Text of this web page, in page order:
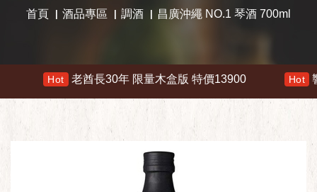
首頁 酒品專區 調酒 昌廣沖繩 NO.1 琴酒 700ml
老酋長30年 限量木盒版 特價13900 Hot 響 30年